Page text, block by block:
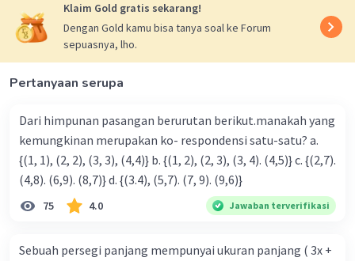
Klaim Gold gratis sekarang!
Dengan Gold kamu bisa tanya soal ke Forum
sepuasnya, lho.
Pertanyaan serupa
Dari himpunan pasangan berurutan berikut.manakah yang
kemungkinan merupakan ko- respondensi satu-satu? a.
{(1, 1), (2, 2), (3, 3), (4,4)} b. {(1, 2), (2, 3), (3, 4). (4,5)} c. {(2,7).
(4,8). (6,9). (8,7)} d. {(3.4), (5,7). (7, 9). (9,6)}
75 4.0 Jawaban terverifikasi
Sebuah persegi panjang mempunyai ukuran panjang ( 3x +